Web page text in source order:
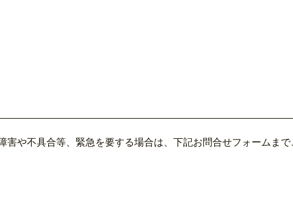
や不具合等、緊急を要する場合は、下記お問合せフォームまで